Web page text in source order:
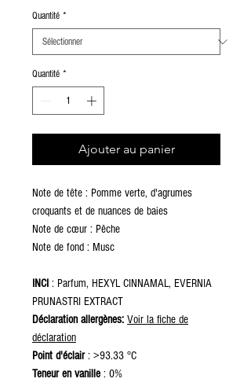
Quantité *
Quantité *
Ajouter au panier
Note de tête : Pomme verte, d'agrumes
croquants et de nuances de baies
Note de cœur : Pêche
Note de fond : Musc
INCI : Parfum, HEXYL CINNAMAL, EVERNIA
PRUNASTRI EXTRACT
Déclaration allergènes: Voir la fiche de
déclaration
Point d'éclair: >93.33 °C
Teneur en vanille : 0%